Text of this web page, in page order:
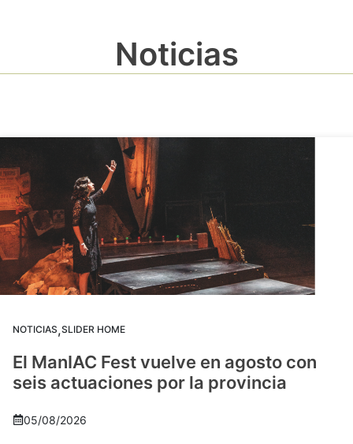
Noticias
NOTICIAS,SLIDER HOME
El ManIAC Fest vuelve en agosto con
seis actuaciones por la provincia
05/08/2026